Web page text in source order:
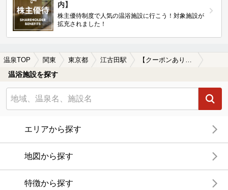
内】
株主優待制度で人気の温浴施設に行こう！対象施設が
拡充されました！
温泉TOP 関東 東京都 江古田駅 【クーポンあり】朝風呂に入れる江古田駅近くの温泉、日帰り温泉、スーパー銭湯おすすめ
温浴施設を探す
エリアから探す
地図から探す
特徴から探す